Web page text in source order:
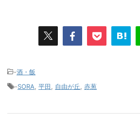
-酒・飯
-SORA 平田 自由が丘 赤葱